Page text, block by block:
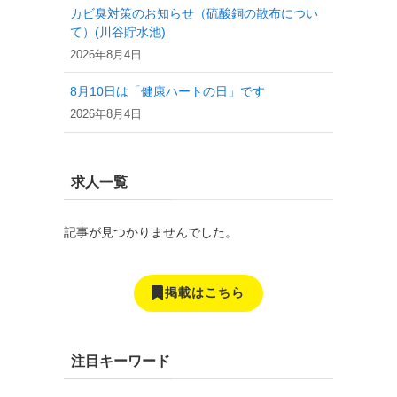
カビ臭対策のお知らせ（硫酸銅の散布につい
て）(川谷貯水池)
2026年8月4日
8月10日は「健康ハートの日」です
2026年8月4日
求人一覧
記事が見つかりませんでした。
掲載はこちら
注目キーワード